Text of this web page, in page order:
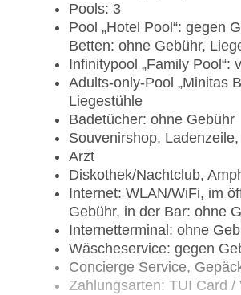
Pools: 3
Pool „Hotel Pool“: gegen
Betten: ohne Gebühr,
Infinitypool „Family
Adults-only-Pool „Minitas
Liegestühle
Badetücher: ohne Gebühr
Souvenirshop,
Arzt
Diskothek/Nachtclub,
Internet: WLAN/WiFi, im
Gebühr, in der Bar: ohne
Internetterminal: ohne
Wäscheservice: gegen
Concierge Service,
Zahlungsarten: TUI Card